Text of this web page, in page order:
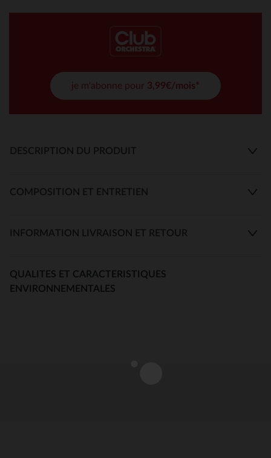
je m'abonne pour 3,99€/mois*
DESCRIPTION DU PRODUIT
COMPOSITION ET ENTRETIEN
INFORMATION LIVRAISON ET RETOUR
QUALITES ET CARACTERISTIQUES
ENVIRONNEMENTALES